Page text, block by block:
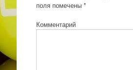
поля помечены *
Комментарий